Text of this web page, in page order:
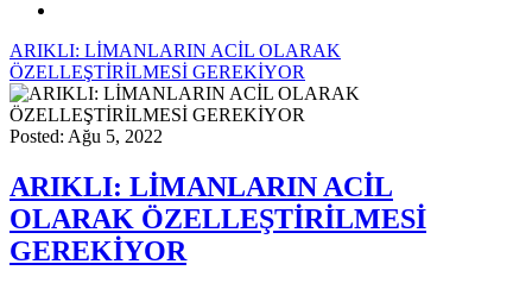
ARIKLI: LİMANLARIN ACİL OLARAK
ÖZELLEŞTİRİLMESİ GEREKİYOR
Posted: Ağu 5, 2022
ARIKLI: LİMANLARIN ACİL
OLARAK ÖZELLEŞTİRİLMESİ
GEREKİYOR